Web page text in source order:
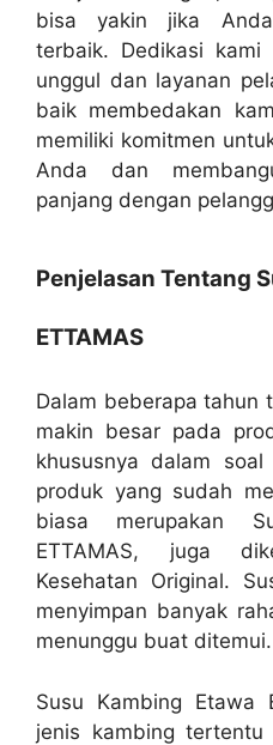
bisa yakin jika
terbaik. Dedikasi
unggul dan layanan
baik membedakan
memiliki komitmen
Anda dan
panjang dengan
Penjelasan Tentang
ETTAMAS
Dalam beberapa tahun
makin besar pada
khususnya dalam
produk yang sudah
biasa merupakan
ETTAMAS, juga
Kesehatan Original.
menyimpan banyak
menunggu buat ditemui.
Susu Kambing Etawa
jenis kambing